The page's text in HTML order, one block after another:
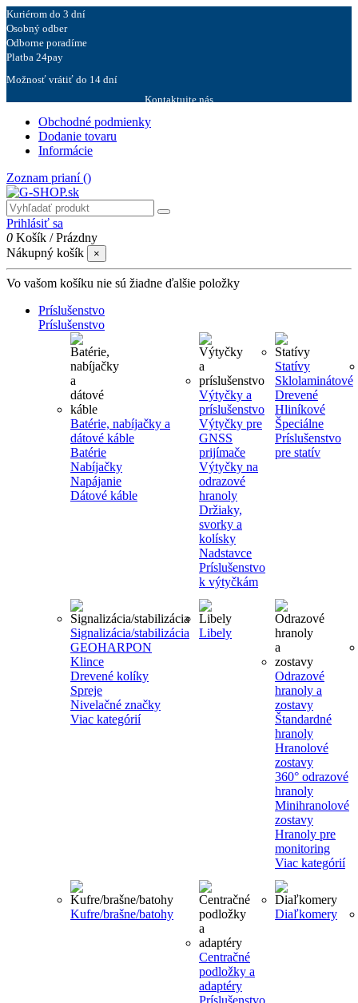
Kuriérom do 3 dní
Osobný odber
Odborne poradíme
Platba 24pay
Možnosť vrátiť do 14 dní
Kontaktujte nás
Obchodné podmienky
Dodanie tovaru
Informácie
Zoznam prianí ()
Prihlásiť sa
0 Košík /Prázdny
Nákupný košík
×
Vo vašom košíku nie sú žiadne ďalšie položky
Príslušenstvo
Príslušenstvo
Batérie, nabíjačky a
dátové káble
Batérie
Nabíjačky
Napájanie
Dátové káble
Výtyčky a
príslušenstvo
Výtyčky pre
GNSS
prijímače
Výtyčky na
odrazové
hranoly
Držiaky,
svorky a
kolísky
Nadstavce
Príslušenstvo
k výtyčkám
Statívy
Sklolaminátové
Drevené
Hliníkové
Špeciálne
Príslušenstvo
pre statív
Signalizácia/stabilizácia
GEOHARPON
Klince
Drevené kolíky
Spreje
Nivelačné značky
Viac kategórií
Libely
Odrazové
hranoly a
zostavy
Štandardné
hranoly
Hranolové
zostavy
360° odrazové
hranoly
Minihranolové
zostavy
Hranoly pre
monitoring
Viac kategórií
Kufre/brašne/batohy
Centračné
podložky a
adaptéry
Príslušenstvo
Diaľkomery